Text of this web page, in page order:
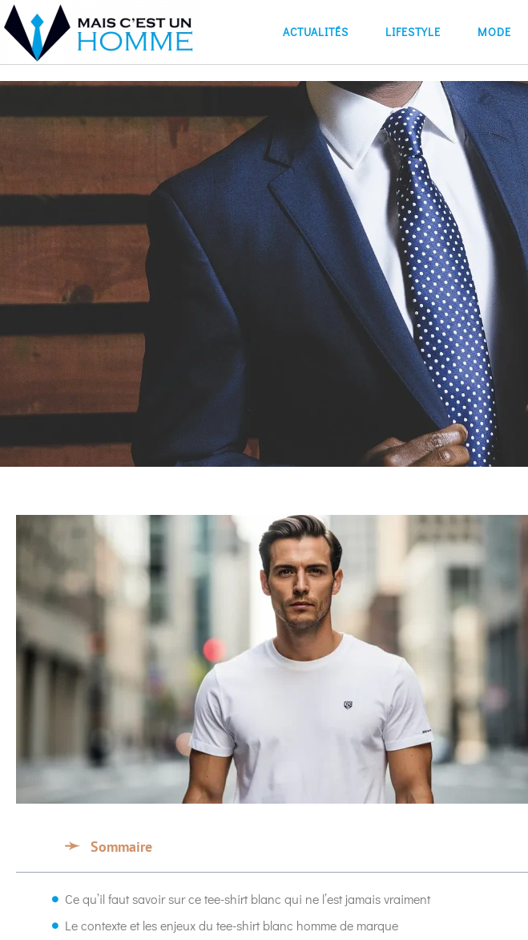
ACTUALITÉS LIFESTYLE MODE
Sommaire
Ce qu’il faut savoir sur ce tee-shirt blanc qui ne l’est jamais vraiment
Le contexte et les enjeux du tee-shirt blanc homme de marque